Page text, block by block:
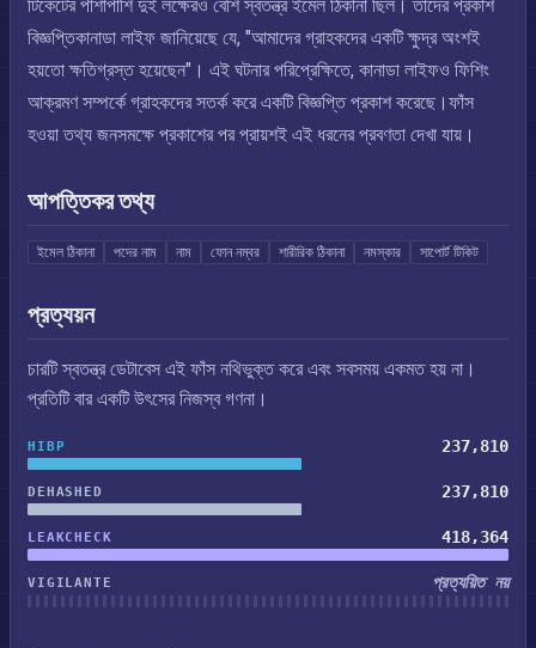
টিকেটের পাশাপাশি দুই লক্ষেরও বেশি স্বতন্ত্র ইমেল ঠিকানা ছিল। তাদের প্রকাশ
বিজ্ঞপ্তিকানাডা লাইফ জানিয়েছে যে, "আমাদের গ্রাহকদের একটি ক্ষুদ্র অংশই
হয়তো ক্ষতিগ্রস্ত হয়েছেন"। এই ঘটনার পরিপ্রেক্ষিতে, কানাডা লাইফও ফিশিং
আক্রমণ সম্পর্কে গ্রাহকদের সতর্ক করে একটি বিজ্ঞপ্তি প্রকাশ করেছে।ফাঁস
হওয়া তথ্য জনসমক্ষে প্রকাশের পর প্রায়শই এই ধরনের প্রবণতা দেখা যায়।
আপত্তিকর তথ্য
ইমেল ঠিকানা পদের নাম নাম ফোন নম্বর শারীরিক ঠিকানা নমস্কার সাপোর্ট টিকিট
প্রত্যয়ন
চারটি স্বতন্ত্র ডেটাবেস এই ফাঁস নথিভুক্ত করে এবং সবসময় একমত হয় না।
প্রতিটি বার একটি উৎসের নিজস্ব গণনা।
HIBP 237,810
DEHASHED 237,810
LEAKCHECK 418,364
VIGILANTE প্রত্যয়িত নয়